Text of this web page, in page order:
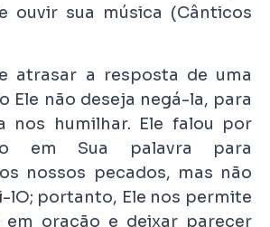
ouvir sua música (Cânticos
atrasar a resposta de uma
Ele não deseja negá-la, para
nos humilhar. Ele falou por
em Sua palavra para
nossos pecados, mas não
lO; portanto, Ele nos permite
em oração e deixar parecer